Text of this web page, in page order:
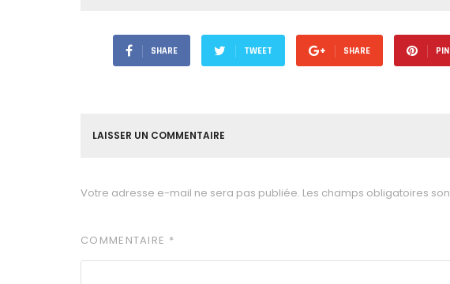
SHARE TWEET SHARE PIN
LAISSER UN COMMENTAIRE
Votre adresse e-mail ne sera pas publiée. Les champs obligatoires
COMMENTAIRE *